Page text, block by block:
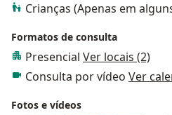
Crianças (Apenas em
Formatos de consulta
Presencial Ver locais (2)
Consulta por vídeo Ver
Fotos e vídeos